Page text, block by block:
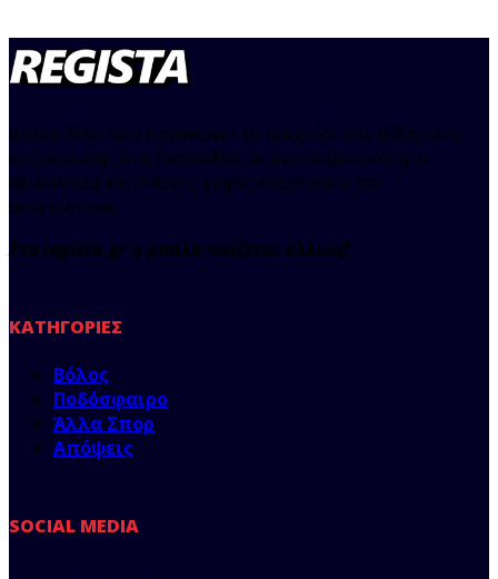
Ιστοσελίδα που οργανώνει το παιχνίδι της αθλητικής
ενημέρωσης στη Θεσσαλία, με αντικειμενικότητα,
αξιοπιστία και άποψη, χωρίς εξαρτήσεις και
αστερίσκους.
Στο regista.gr η μπάλα παίζεται αλλιώς!
ΚΑΤΗΓΟΡΊΕΣ
Βόλος
Ποδόσφαιρο
Άλλα Σπορ
Απόψεις
SOCIAL MEDIA